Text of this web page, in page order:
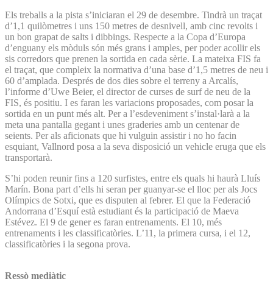
Els treballs a la pista s’iniciaran el 29 de desembre. Tindrà un traçat
d’1,1 quilòmetres i uns 150 metres de desnivell, amb cinc revolts i
un bon grapat de salts i dibbings. Respecte a la Copa d’Eu­ropa
d’enguany els mòduls són més grans i amples, per poder acollir els
sis corredors que prenen la sortida en cada sèrie. La mateixa FIS fa
el traçat, que compleix la normativa d’una base d’1,5 metres de neu i
60 d’amplada. Després de dos dies sobre el terreny a Arcalís,
l’informe d’Uwe Beier, el director de curses de surf de neu de la
FIS, és positiu. I es faran les variacions proposades, com posar la
sortida en un punt més alt. Per a l’esdeveniment s’instal·larà a la
meta una pantalla gegant i unes graderies amb un centenar de
seients. Per als aficionats que hi vulguin assistir i no ho facin
esquiant, Vallnord posa a la seva disposició un vehicle eruga que els
transportarà.
S’hi poden reunir fins a 120 surfistes, entre els quals hi haurà Lluís
Marín. Bona part d’ells hi seran per guanyar-se el lloc per als Jocs
Olímpics de Sotxi, que es disputen al febrer. El que la Federació
Andorrana d’Esquí està estudiant és la participació de Maeva
Estévez. El 9 de gener es faran entrenaments. El 10, més
entrenaments i les classificatòries. L’11, la primera cursa, i el 12,
classificatòries i la segona prova.
Ressò mediàtic